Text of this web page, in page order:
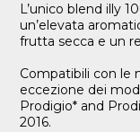
L’unico blend illy
un’elevata
frutta secca e un
Compatibili con le
eccezione dei
Prodigio* and
2016.